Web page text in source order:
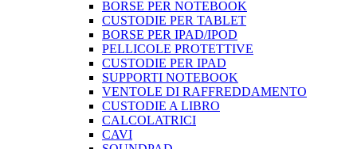
BORSE PER NOTEBOOK
CUSTODIE PER TABLET
BORSE PER IPAD/IPOD
PELLICOLE PROTETTIVE
CUSTODIE PER IPAD
SUPPORTI NOTEBOOK
VENTOLE DI RAFFREDDAMENTO
CUSTODIE A LIBRO
CALCOLATRICI
CAVI